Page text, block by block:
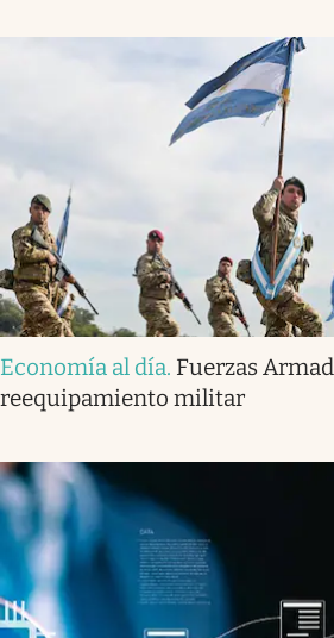
Economía al día. Fuerzas
reequipamiento militar